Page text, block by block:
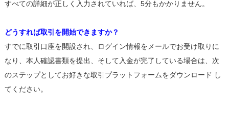
すべての詳細が正しく入力されていれば、5分もかかりません。
どうすれば取引を開始できますか？
すでに取引口座を開設され、ログイン情報をメールでお受け取りに
なり、本人確認書類を提出、そして入金が完了している場合は、次
のステップとしてお好きな取引プラットフォームをダウンロード し
てください。